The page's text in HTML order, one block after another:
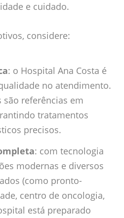
e cuidado.
considere:
: o Hospital Ana Costa é
no atendimento.
são referências em
tratamentos
precisos.
: com tecnologia
modernas e diversos
(como pronto-
centro de oncologia,
está preparado